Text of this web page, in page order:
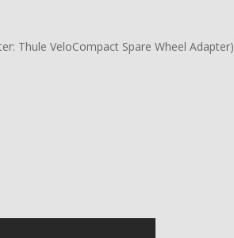
Thule VeloCompact Spare Wheel Adapter)